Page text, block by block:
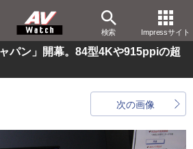
検索 Impressサイト
パン」開幕。84型4Kや915ppiの超
次の画像